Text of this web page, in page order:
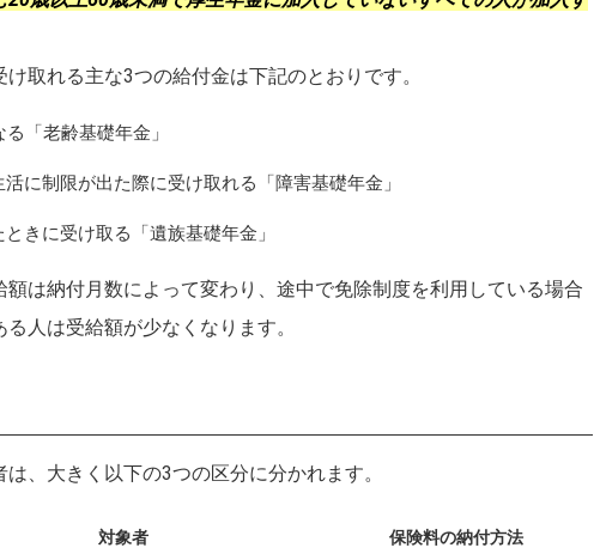
取れる主な3つの給付金は下記のとおりです。
「老齢基礎年金」
に制限が出た際に受け取れる「障害基礎年金」
きに受け取る「遺族基礎年金」
は納付月数によって変わり、途中で免除制度を利用している場合
人は受給額が少なくなります。
、大きく以下の3つの区分に分かれます。
対象者 保険料の納付方法